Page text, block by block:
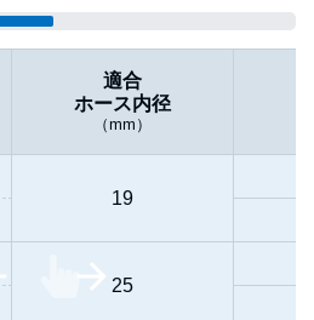
適合
ホース内径
（mm）
19
25